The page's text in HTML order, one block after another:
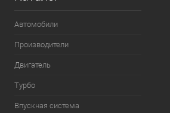
Автомобили
Производители
Двигатель
Турбо
Впускная система